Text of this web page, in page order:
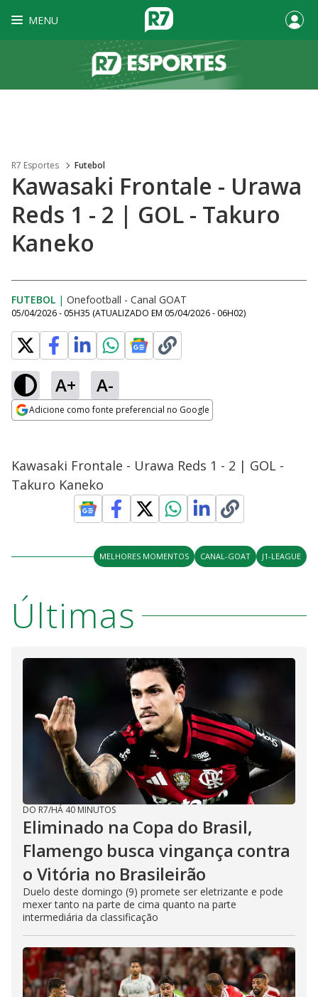
MENU
R7 Esportes Futebol
Kawasaki Frontale - Urawa
Reds 1 - 2 | GOL - Takuro
Kaneko
FUTEBOL | Onefootball - Canal GOAT
05/04/2026 - 05H35 (ATUALIZADO EM 05/04/2026 - 06H02)
A+ A-
Adicione como fonte preferencial no Google
Kawasaki Frontale - Urawa Reds 1 - 2 | GOL -
Takuro Kaneko
MELHORES MOMENTOS CANAL-GOAT J1-LEAGUE
Últimas
DO R7/HÁ 40 MINUTOS
Eliminado na Copa do Brasil,
Flamengo busca vingança contra
o Vitória no Brasileirão
Duelo deste domingo (9) promete ser eletrizante e pode
mexer tanto na parte de cima quanto na parte
intermediária da classificação